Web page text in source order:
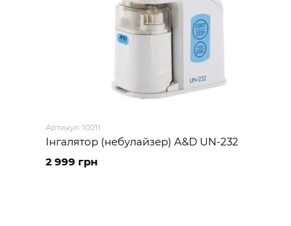
Артикул: 10011
Інгалятор (небулайзер) A&D UN-232
2 999 грн